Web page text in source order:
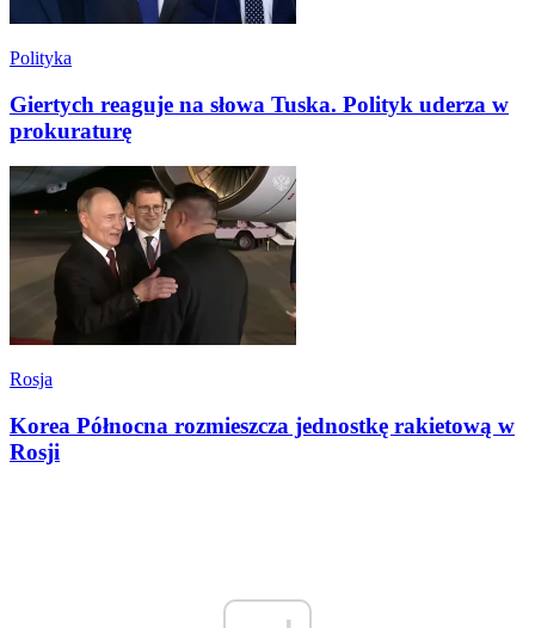
Polityka
Giertych reaguje na słowa Tuska. Polityk uderza w
prokuraturę
Rosja
Korea Północna rozmieszcza jednostkę rakietową w
Rosji